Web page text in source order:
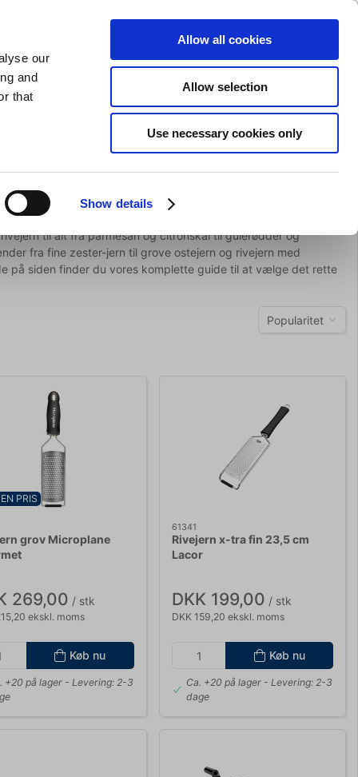
our
and
that
Show details
Allow all cookies
Allow selection
Use necessary cookies only
Indkøbskurv (0)
Barudstyr Tilbud Brands Slibning
til alt fra parmesan og citronskal til gulerødder og
fra fine zester-jern til grove ostejern og rivejern med
på siden finder du vores komplette guide til at vælge det rette
Popularitet
PRIS
grov Microplane
269,00 / stk
ekskl. moms
Køb nu
+20 på lager - Levering: 2-3
61341
Rivejern x-tra fin 23,5 cm
Lacor
DKK 199,00 / stk
DKK 159,20 ekskl. moms
Køb nu
Ca. +20 på lager - Levering: 2-3
dage